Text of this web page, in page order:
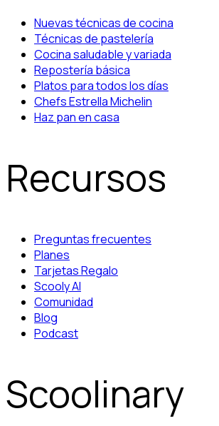
Nuevas técnicas de cocina
Técnicas de pastelería
Cocina saludable y variada
Repostería básica
Platos para todos los días
Chefs Estrella Michelin
Haz pan en casa
Recursos
Preguntas frecuentes
Planes
Tarjetas Regalo
Scooly AI
Comunidad
Blog
Podcast
Scoolinary